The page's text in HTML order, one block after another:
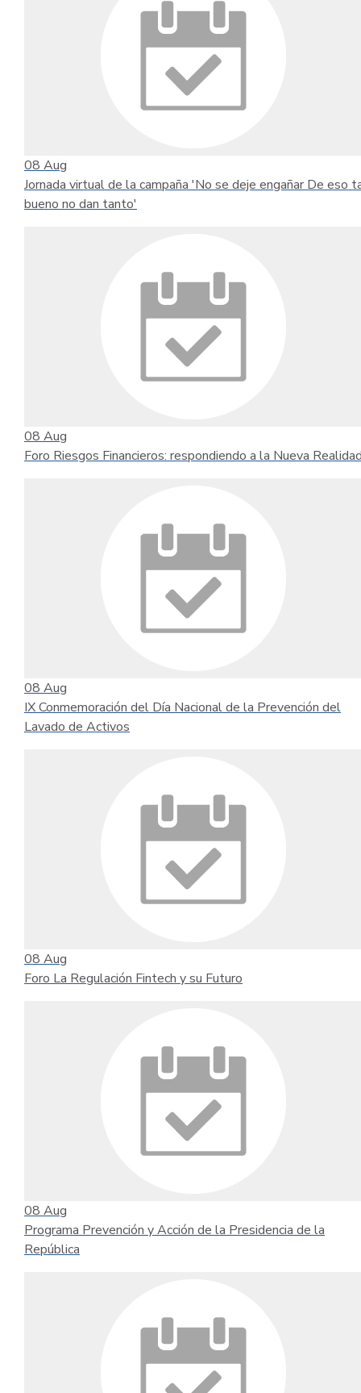
08 Aug
Jornada virtual de la campaña 'No se deje engañar De eso
bueno no dan tanto'
08 Aug
Foro Riesgos Financieros: respondiendo a la Nueva
08 Aug
IX Conmemoración del Día Nacional de la Prevención del
Lavado de Activos
08 Aug
Foro La Regulación Fintech y su Futuro
08 Aug
Programa Prevención y Acción de la Presidencia de la
República